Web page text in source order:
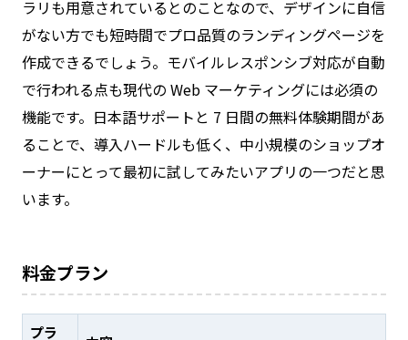
ラリも用意されているとのことなので、デザインに自信
がない方でも短時間でプロ品質のランディングページを
作成できるでしょう。モバイルレスポンシブ対応が自動
で行われる点も現代の Web マーケティングには必須の
機能です。日本語サポートと 7 日間の無料体験期間があ
ることで、導入ハードルも低く、中小規模のショップオ
ーナーにとって最初に試してみたいアプリの一つだと思
います。
料金プラン
プラ